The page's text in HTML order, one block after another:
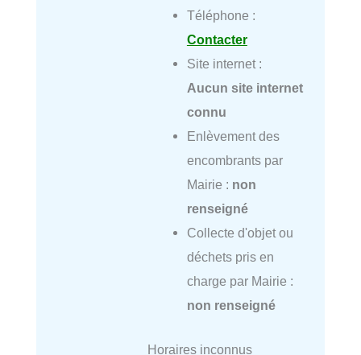
Téléphone :
Contacter
Site internet :
Aucun site internet
connu
Enlèvement des
encombrants par
Mairie : non
renseigné
Collecte d'objet ou
déchets pris en
charge par Mairie :
non renseigné
Horaires inconnus